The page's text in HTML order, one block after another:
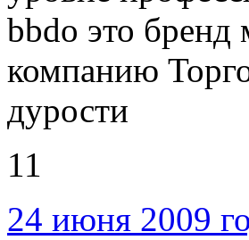
bbdo это бренд
компанию
дурости
11
24 июня 2009